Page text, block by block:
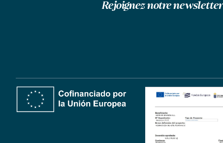
Rejoignez notre newsletter